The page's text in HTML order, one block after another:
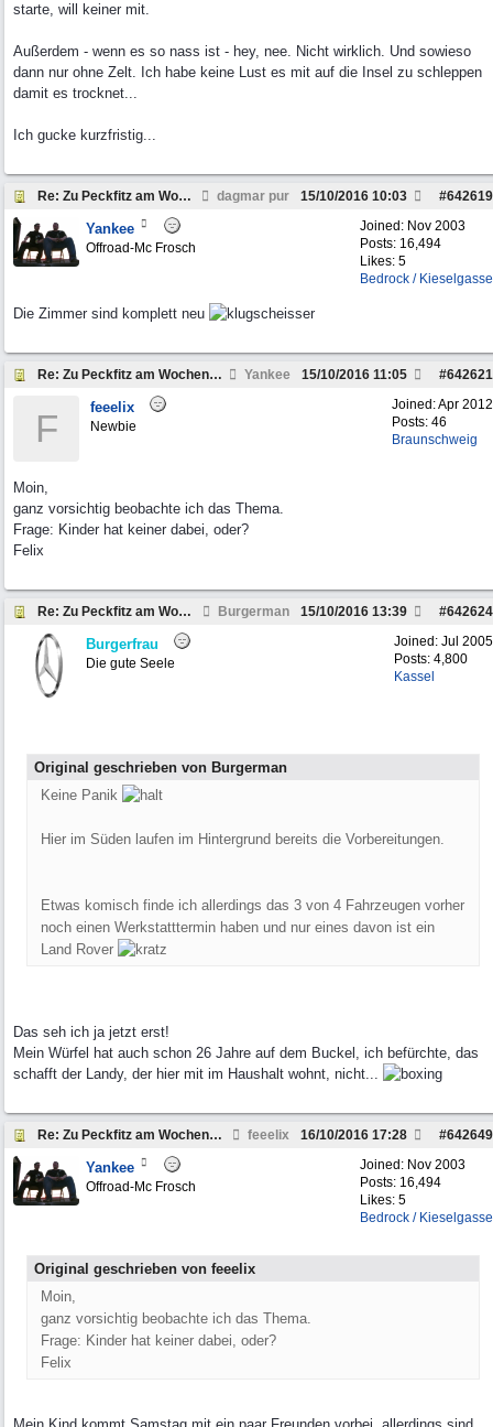
starte, will keiner mit.
Außerdem - wenn es so nass ist - hey, nee. Nicht wirklich. Und sowieso
dann nur ohne Zelt. Ich habe keine Lust es mit auf die Insel zu schleppen
damit es trocknet...
Ich gucke kurzfristig...
Re: Zu Peckfitz am Wochenende um den 22.10. 2016 dagmar pur #642619
15/10/2016 10:03
Joined: Nov 2003
Posts: 16,494
Likes: 5
Bedrock / Kieselgasse
Yankee
Offroad-Mc Frosch
Die Zimmer sind komplett neu
Re: Zu Peckfitz am Wochenende um den 22.10. 2016 Yankee #642621
15/10/2016 11:05
Joined:Apr 2012
Posts: 46
Braunschweig
F feeelix
Newbie
Moin,
ganz vorsichtig beobachte ich das Thema.
Frage: Kinder hat keiner dabei, oder?
Felix
Re: Zu Peckfitz am Wochenende um den 22.10. 2016 Burgerman #642624
15/10/2016 13:39
Joined: Jul 2005
Posts: 4,800
Kassel
Burgerfrau
Die gute Seele
Original geschrieben von Burgerman
Keine Panik
Hier im Süden laufen im Hintergrund bereits die Vorbereitungen.
Etwas komisch finde ich allerdings das 3 von 4 Fahrzeugen vorher
noch einen Werkstatttermin haben und nur eines davon ist ein
Land Rover
Das seh ich ja jetzt erst!
Mein Würfel hat auch schon 26 Jahre auf dem Buckel, ich befürchte, das
schafft der Landy, der hier mit im Haushalt wohnt, nicht...
Re: Zu Peckfitz am Wochenende um den 22.10. 2016 feeelix #642649
16/10/2016 17:28
Joined: Nov 2003
Posts: 16,494
Likes: 5
Bedrock / Kieselgasse
Yankee
Offroad-Mc Frosch
Original geschrieben von feeelix
Moin,
ganz vorsichtig beobachte ich das Thema.
Frage: Kinder hat keiner dabei, oder?
Felix